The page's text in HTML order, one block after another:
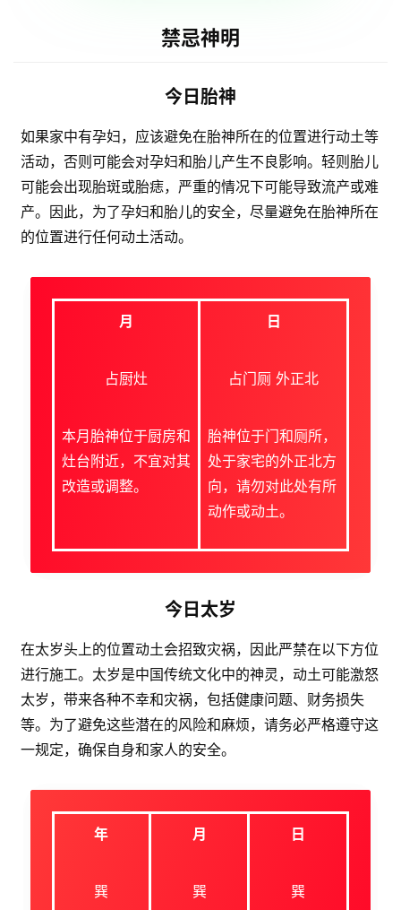
禁忌神明
今日胎神
如果家中有孕妇，应该避免在胎神所在的位置进行动土等
活动，否则可能会对孕妇和胎儿产生不良影响。轻则胎儿
可能会出现胎斑或胎痣，严重的情况下可能导致流产或难
产。因此，为了孕妇和胎儿的安全，尽量避免在胎神所在
的位置进行任何动土活动。
月
占厨灶
本月胎神位于厨房和
灶台附近，不宜对其
改造或调整。
日
占门厕 外正北
胎神位于门和厕所，
处于家宅的外正北方
向，请勿对此处有所
动作或动土。
今日太岁
在太岁头上的位置动土会招致灾祸，因此严禁在以下方位
进行施工。太岁是中国传统文化中的神灵，动土可能激怒
太岁，带来各种不幸和灾祸，包括健康问题、财务损失
等。为了避免这些潜在的风险和麻烦，请务必严格遵守这
一规定，确保自身和家人的安全。
年
巽
月
巽
日
巽